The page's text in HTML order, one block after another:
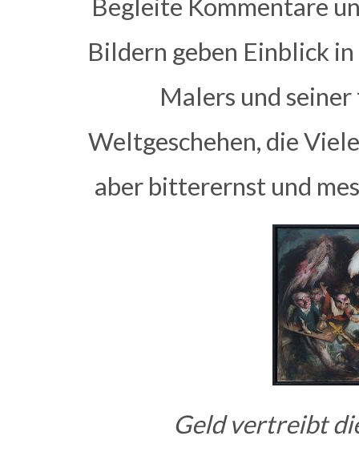
Begleite Kommentare
Bildern geben Einblick
Malers und
Weltgeschehen, die
aber bitterernst und
Geld vertreibt